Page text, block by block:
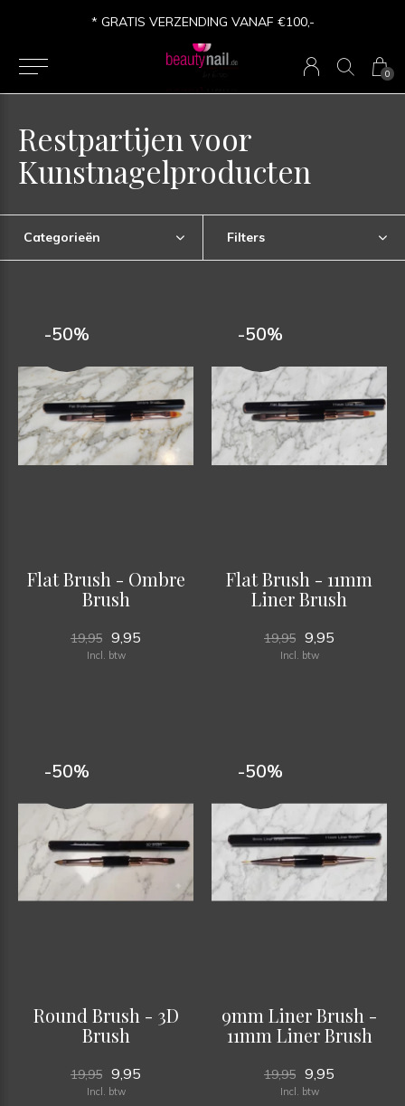
0
* GRATIS VERZENDING VANAF €100,-
Restpartijen voor
Kunstnagelproducten
Categorieën Filters
-50%
Flat Brush - Ombre
Brush
19,95 9,95
Incl. btw
-50%
Flat Brush - 11mm
Liner Brush
19,95 9,95
Incl. btw
-50%
Round Brush - 3D
Brush
19,95 9,95
Incl. btw
-50%
9mm Liner Brush -
11mm Liner Brush
19,95 9,95
Incl. btw